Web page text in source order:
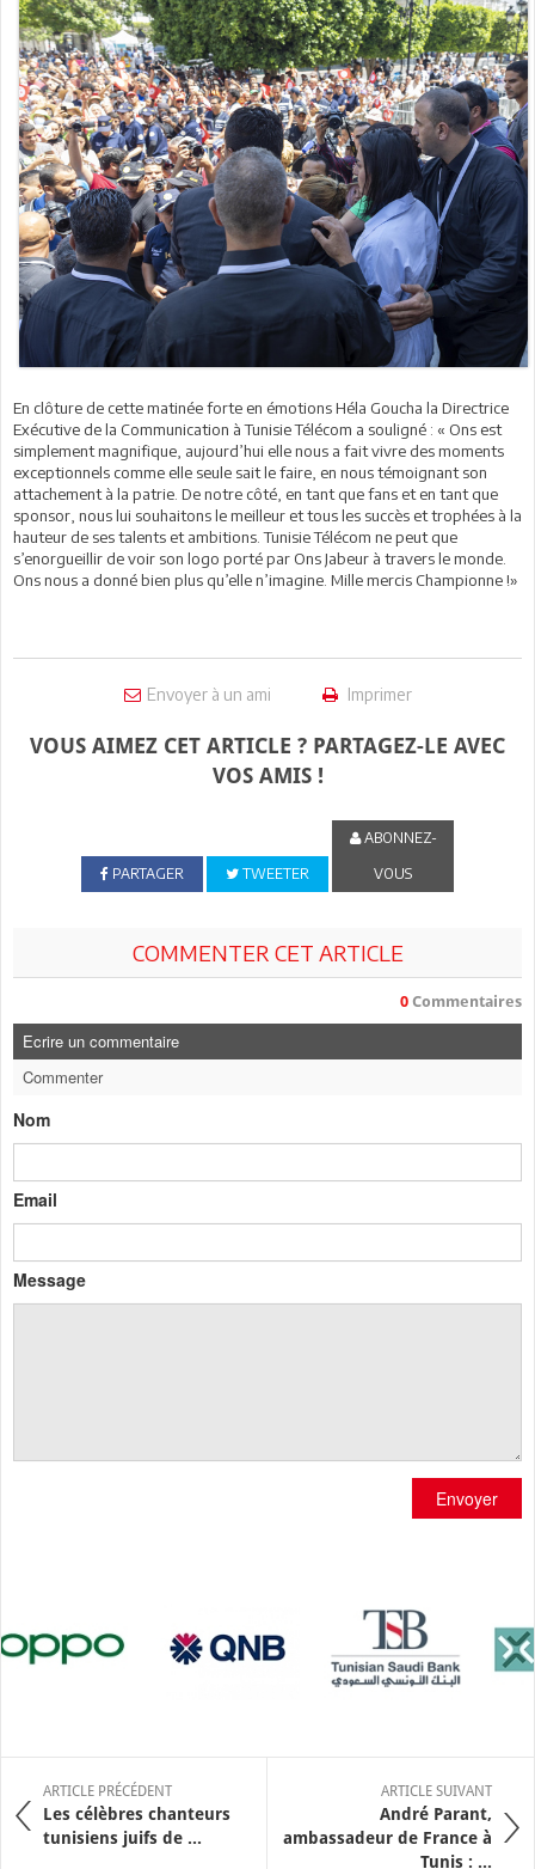
En clôture de cette matinée forte en émotions Héla Goucha la Directrice
Exécutive de la Communication à Tunisie Télécom a souligné : « Ons est
simplement magnifique, aujourd’hui elle nous a fait vivre des moments
exceptionnels comme elle seule sait le faire, en nous témoignant son
attachement à la patrie. De notre côté, en tant que fans et en tant que
sponsor, nous lui souhaitons le meilleur et tous les succès et trophées à la
hauteur de ses talents et ambitions. Tunisie Télécom ne peut que
s’enorgueillir de voir son logo porté par Ons Jabeur à travers le monde.
Ons nous a donné bien plus qu’elle n’imagine. Mille mercis Championne !»
Envoyer à un ami Imprimer
VOUS AIMEZ CET ARTICLE ? PARTAGEZ-LE AVEC
VOS AMIS !
PARTAGER TWEETER
ABONNEZ-
VOUS
COMMENTER CET ARTICLE
0 Commentaires
Ecrire un commentaire
Commenter
Nom
Email
Message
Envoyer
ARTICLE PRÉCÉDENT
Les célèbres chanteurs
tunisiens juifs de ...
ARTICLE SUIVANT
André Parant,
ambassadeur de France à
Tunis : ...